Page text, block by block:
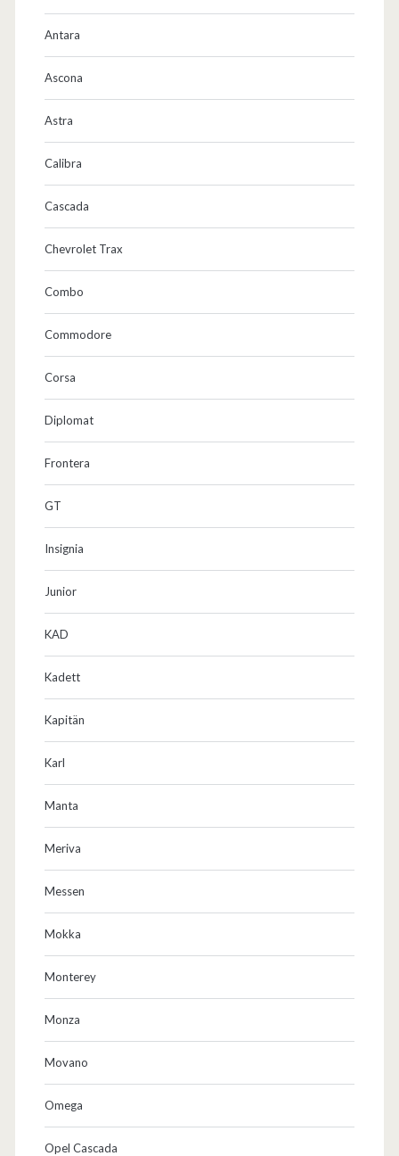
Antara
Ascona
Astra
Calibra
Cascada
Chevrolet Trax
Combo
Commodore
Corsa
Diplomat
Frontera
GT
Insignia
Junior
KAD
Kadett
Kapitän
Karl
Manta
Meriva
Messen
Mokka
Monterey
Monza
Movano
Omega
Opel Cascada